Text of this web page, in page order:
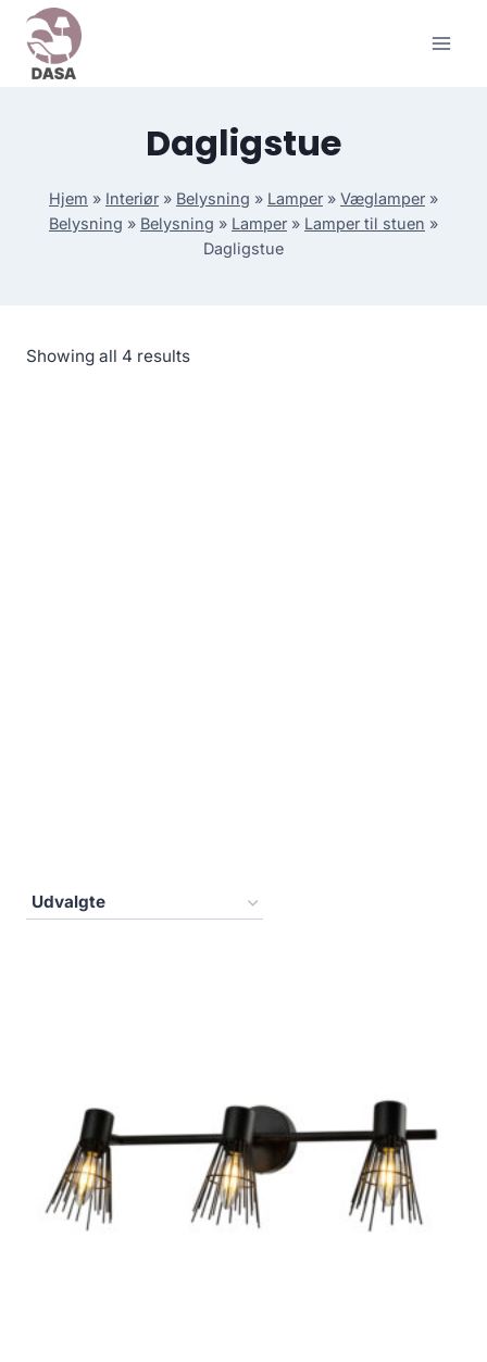
Skip
content
Dagligstue
Hjem » Interiør » Belysning » Lamper » Væglamper »
Belysning » Belysning » Lamper » Lamper til stuen »
Dagligstue
Showing all 4 results